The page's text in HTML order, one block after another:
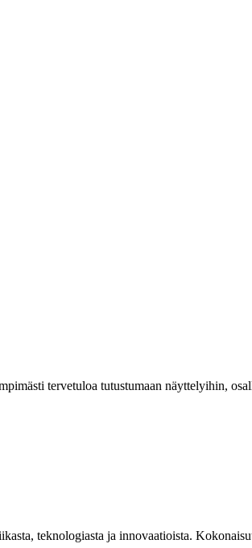
tervetuloa tutustumaan näyttelyihin,
teknologiasta ja innovaatioista.